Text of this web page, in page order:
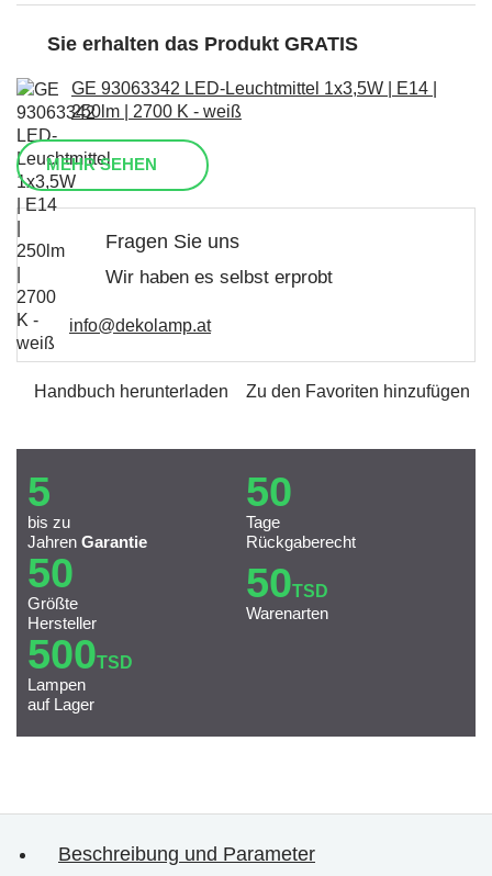
Sie erhalten das Produkt GRATIS
GE 93063342 LED-Leuchtmittel 1x3,5W | E14 |
250lm | 2700 K - weiß
MEHR SEHEN
Fragen Sie uns
Wir haben es selbst erprobt
info@dekolamp.at
Handbuch herunterladen Zu den Favoriten hinzufügen
5
bis zu
Jahren Garantie
50
Tage
Rückgaberecht
50
Größte
Hersteller
50TSD
Warenarten
500TSD
Lampen
auf Lager
Beschreibung und Parameter